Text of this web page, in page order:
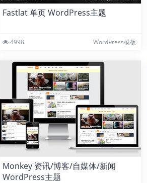
Fastlat 单页 WordPress主题
4998 WordPress模板
Monkey 资讯/博客/自媒体/新闻
WordPress主题